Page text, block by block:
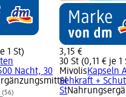
1 St)
Nacht, 30
(56)
3,15 €
30 St (0,11 € je 1
MivolisKapseln
Sehkraft +
St